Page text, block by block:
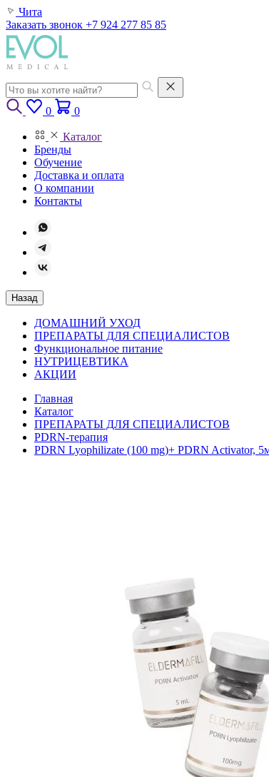
Чита
Заказать звонок +7 924 277 85 85
0 0
Каталог
Бренды
Обучение
Доставка и оплата
О компании
Контакты
Назад
ДОМАШНИЙ УХОД
ПРЕПАРАТЫ ДЛЯ СПЕЦИАЛИСТОВ
Функциональное питание
НУТРИЦЕВТИКА
АКЦИИ
Главная
Каталог
ПРЕПАРАТЫ ДЛЯ СПЕЦИАЛИСТОВ
PDRN-терапия
PDRN Lyophilizate (100 mg)+ PDRN Activator,